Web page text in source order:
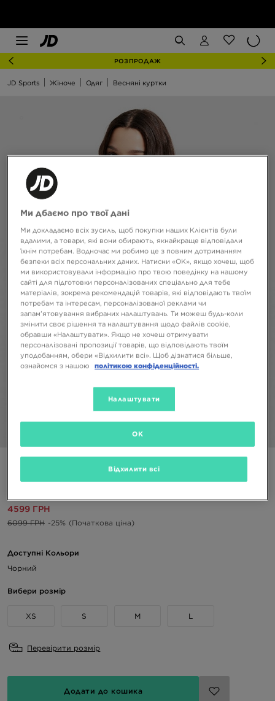
РОЗПРОДАЖ
JD Sports Жіноче Одяг Весняні куртки
THE NORTH FACE КУРТКА W TWILL COLLARED BOMBER
4599 ГРН
6099 ГРН -25% (Початкова ціна)
Доступні Кольори
Чорний
Вибери розмір
XS S M L
Перевірити розмір
Додати до кошика
Ми дбаємо про твої дані
Ми докладаємо всіх зусиль, щоб покупки наших Клієнтів були
вдалими, а товари, які вони обирають, якнайкраще відповідали
їхнім потребам. Водночас ми робимо це з повним дотриманням
безпеки всіх персональних даних. Натисни «OK», якщо хочеш, щоб
ми використовували інформацію про твою поведінку на нашому
сайті для підготовки персоналізованих спеціально для тебе
матеріалів, зокрема рекомендацій товарів, які відповідають твоїм
потребам та інтересам, персоналізованої реклами чи
запам’ятовування вибраних налаштувань. Ти можеш будь-коли
змінити своє рішення та налаштування щодо файлів cookie,
обравши «Налаштувати». Якщо не хочеш отримувати
персоналізовані пропозиції товарів, що відповідають твоїм
уподобанням, обери «Відхилити всі». Щоб дізнатися більше,
ознайомся з нашою
політикою конфіденційності.
Налаштувати
Відхилити всі
OK